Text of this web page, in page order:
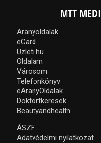
MTT
Aranyoldalak
eCard
Üzleti.hu
Oldalam
Városom
Telefonkönyv
eAranyOldalak
Doktortkeresek
Beautyandhealth
ÁSZF
Adatvédelmi nyilatkozat